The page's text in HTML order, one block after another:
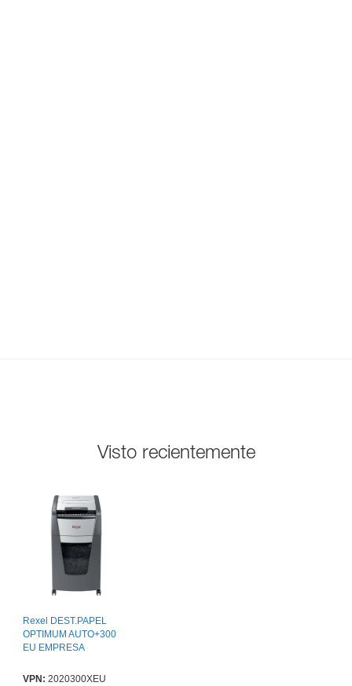
Visto recientemente
Rexel DEST.PAPEL
OPTIMUM AUTO+300
EU EMPRESA
VPN: 2020300XEU